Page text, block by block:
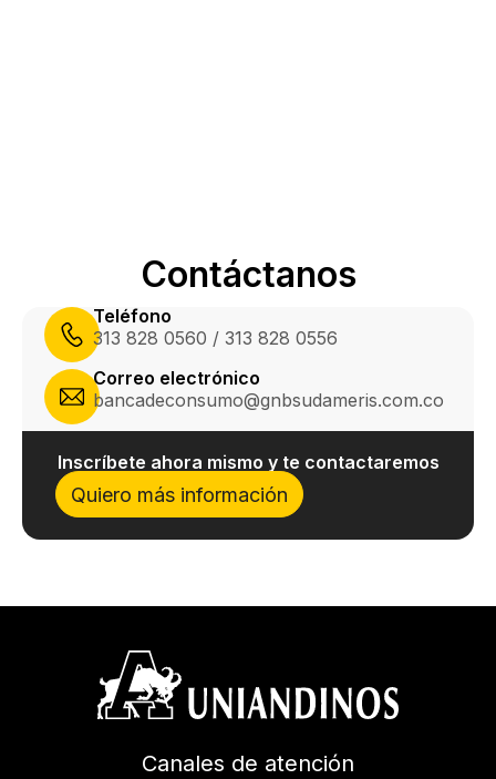
Contáctanos
Teléfono
313 828 0560 / 313 828 0556
Correo electrónico
bancadeconsumo@gnbsudameris.com.co
Inscríbete ahora mismo y te contactaremos
Quiero más información
Canales de atención